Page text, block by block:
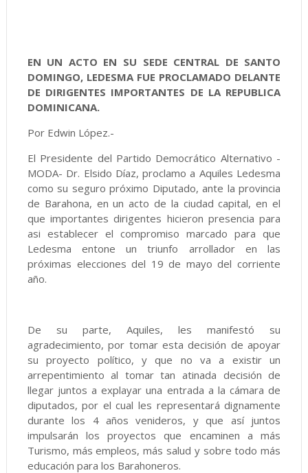
EN UN ACTO EN SU SEDE CENTRAL DE SANTO
DOMINGO, LEDESMA FUE PROCLAMADO DELANTE
DE DIRIGENTES IMPORTANTES DE LA REPUBLICA
DOMINICANA.
Por Edwin López.-
El Presidente del Partido Democrático Alternativo -
MODA- Dr. Elsido Díaz, proclamo a Aquiles Ledesma
como su seguro próximo Diputado, ante la provincia
de Barahona, en un acto de la ciudad capital, en el
que importantes dirigentes hicieron presencia para
asi establecer el compromiso marcado para que
Ledesma entone un triunfo arrollador en las
próximas elecciones del 19 de mayo del corriente
año.
De su parte, Aquiles, les manifestó su
agradecimiento, por tomar esta decisión de apoyar
su proyecto político, y que no va a existir un
arrepentimiento al tomar tan atinada decisión de
llegar juntos a explayar una entrada a la cámara de
diputados, por el cual les representará dignamente
durante los 4 años venideros, y que así juntos
impulsarán los proyectos que encaminen a más
Turismo, más empleos, más salud y sobre todo más
educación para los Barahoneros.